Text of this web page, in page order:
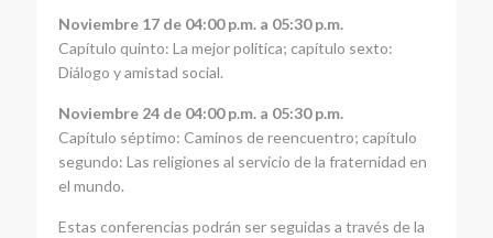
Noviembre 17 de 04:00 p.m. a 05:30 p.m.
Capítulo quinto: La mejor política; capítulo sexto:
Diálogo y amistad social.
Noviembre 24 de 04:00 p.m. a 05:30 p.m.
Capítulo séptimo: Caminos de reencuentro; capítulo
segundo: Las religiones al servicio de la fraternidad en
el mundo.
Estas conferencias podrán ser seguidas a través de la